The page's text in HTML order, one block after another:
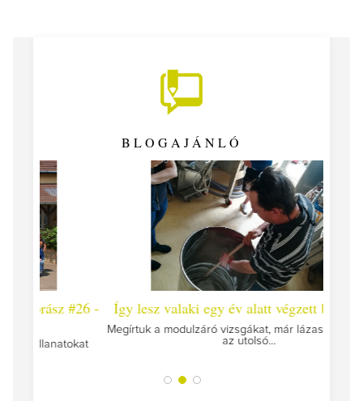
BLOGAJÁNLÓ
Így lesz valaki egy év alatt végzett borász #25
Megírtuk a modulzáró vizsgákat, már lázasan készülünk